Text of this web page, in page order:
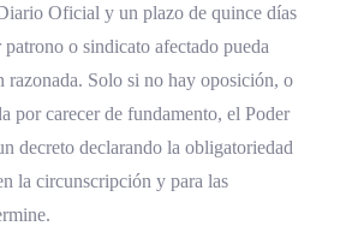
Oficial y un plazo de quince días
o sindicato afectado pueda
razonada. Solo si no hay oposición, o
por carecer de fundamento, el Poder
decreto declarando la obligatoriedad
la circunscripción y para las